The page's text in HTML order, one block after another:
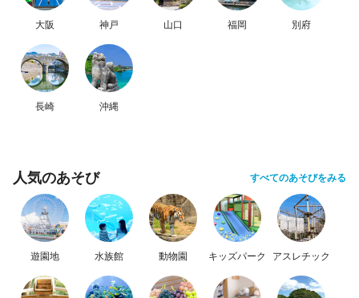
大阪 神戸 山口 福岡 別府
長崎 沖縄
人気のあそび すべてのあそびをみる
遊園地 水族館 動物園 キッズパーク アスレチック